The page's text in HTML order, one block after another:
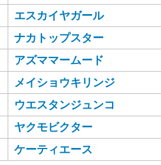
エスカイヤガール
ナカトップスター
アズママームード
メイショウキリンジ
ウエスタンジュンコ
ヤクモビクター
ケーティエース